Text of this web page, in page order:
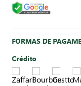
FORMAS DE
Crédito